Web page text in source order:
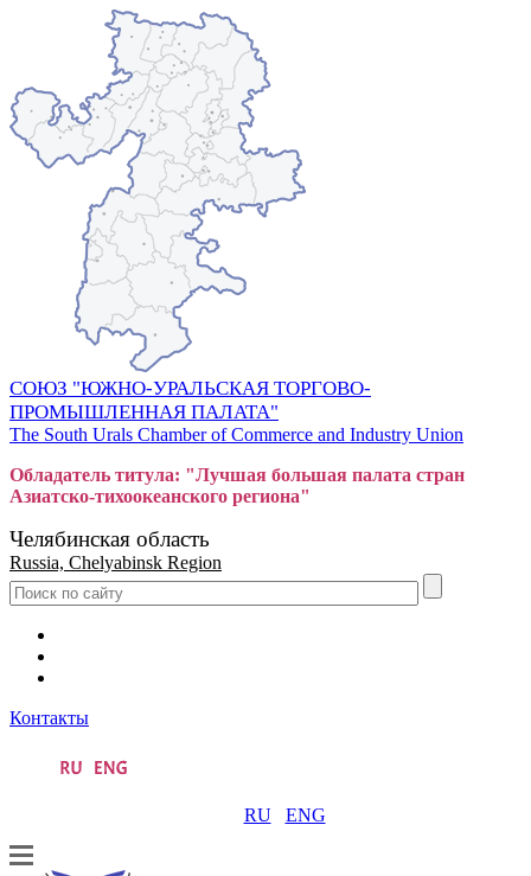
СОЮЗ "ЮЖНО-УРАЛЬСКАЯ ТОРГОВО-
ПРОМЫШЛЕННАЯ ПАЛАТА"
The South Urals Chamber of Commerce and Industry Union
Обладатель титула: "Лучшая большая палата стран
Азиатско-тихоокеанского региона"
Челябинская область
Russia, Chelyabinsk Region
Контакты
RU ENG